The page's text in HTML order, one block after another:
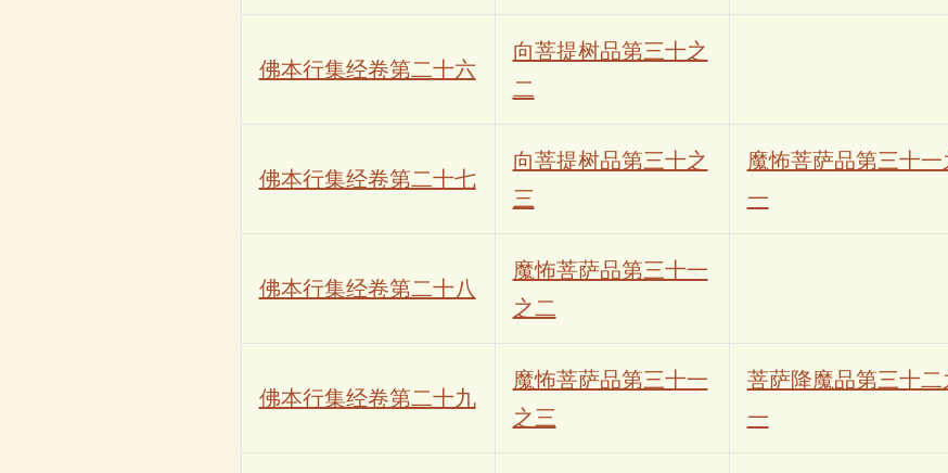
佛本行集经卷第二十六
向菩提树品第三十之
二
佛本行集经卷第二十七
向菩提树品第三十之
三
魔怖菩萨品第三十一
一
佛本行集经卷第二十八
魔怖菩萨品第三十一
之二
佛本行集经卷第二十九
魔怖菩萨品第三十一
之三
菩萨降魔品第三十二
一